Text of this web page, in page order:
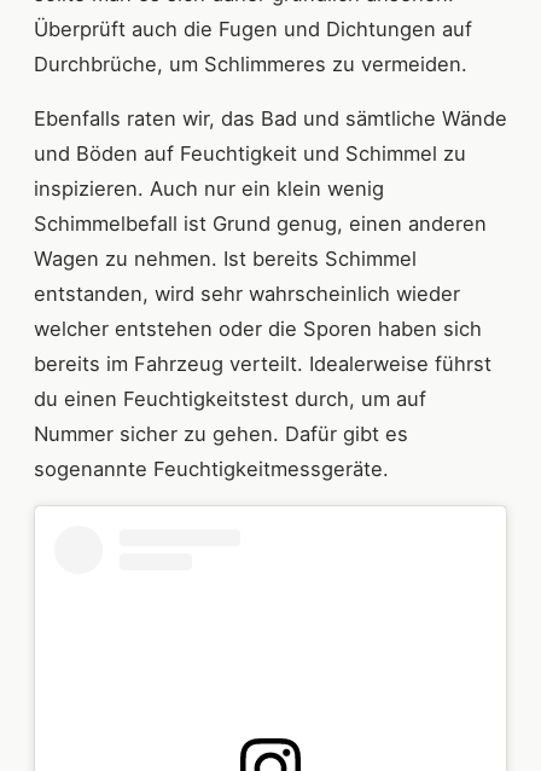
Überprüft auch die Fugen und Dichtungen auf
Durchbrüche, um Schlimmeres zu vermeiden.
Ebenfalls raten wir, das Bad und sämtliche Wände
und Böden auf Feuchtigkeit und Schimmel zu
inspizieren. Auch nur ein klein wenig
Schimmelbefall ist Grund genug, einen anderen
Wagen zu nehmen. Ist bereits Schimmel
entstanden, wird sehr wahrscheinlich wieder
welcher entstehen oder die Sporen haben sich
bereits im Fahrzeug verteilt. Idealerweise führst
du einen Feuchtigkeitstest durch, um auf
Nummer sicher zu gehen. Dafür gibt es
sogenannte Feuchtigkeitmessgeräte.